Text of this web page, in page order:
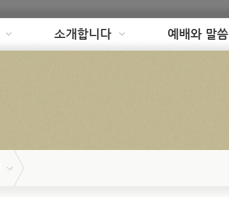
소개합니다 예배와 말씀